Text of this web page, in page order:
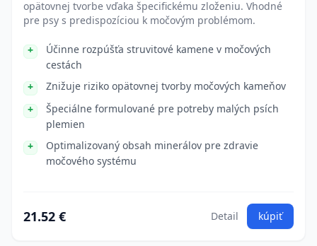
opätovnej tvorbe vďaka špecifickému zloženiu. Vhodné
pre psy s predispozíciou k močovým problémom.
Účinne rozpúšťa struvitové kamene v močových
cestách
Znižuje riziko opätovnej tvorby močových kameňov
Špeciálne formulované pre potreby malých psích
plemien
Optimalizovaný obsah minerálov pre zdravie
močového systému
21.52 € Detail kúpiť